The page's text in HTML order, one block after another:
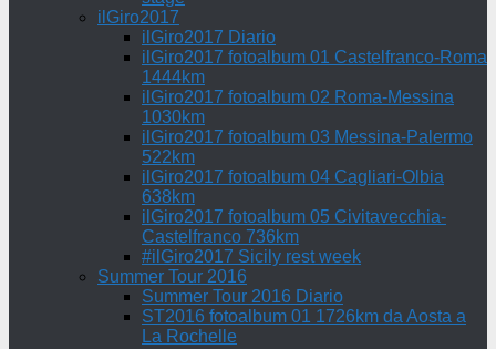
ilGiro2017
ilGiro2017 Diario
ilGiro2017 fotoalbum 01 Castelfranco-Roma
1444km
ilGiro2017 fotoalbum 02 Roma-Messina
1030km
ilGiro2017 fotoalbum 03 Messina-Palermo
522km
ilGiro2017 fotoalbum 04 Cagliari-Olbia
638km
ilGiro2017 fotoalbum 05 Civitavecchia-
Castelfranco 736km
#ilGiro2017 Sicily rest week
Summer Tour 2016
Summer Tour 2016 Diario
ST2016 fotoalbum 01 1726km da Aosta a
La Rochelle